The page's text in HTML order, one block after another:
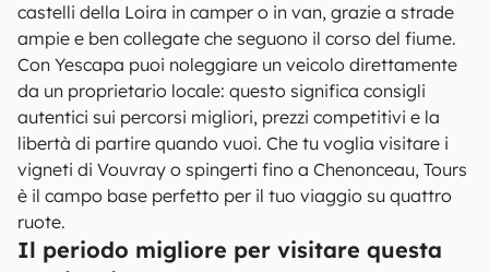
castelli della Loira in camper o in van, grazie a strade
ampie e ben collegate che seguono il corso del fiume.
Con Yescapa puoi noleggiare un veicolo direttamente
da un proprietario locale: questo significa consigli
autentici sui percorsi migliori, prezzi competitivi e la
libertà di partire quando vuoi. Che tu voglia visitare i
vigneti di Vouvray o spingerti fino a Chenonceau, Tours
è il campo base perfetto per il tuo viaggio su quattro
ruote.
Il periodo migliore per visitare questa